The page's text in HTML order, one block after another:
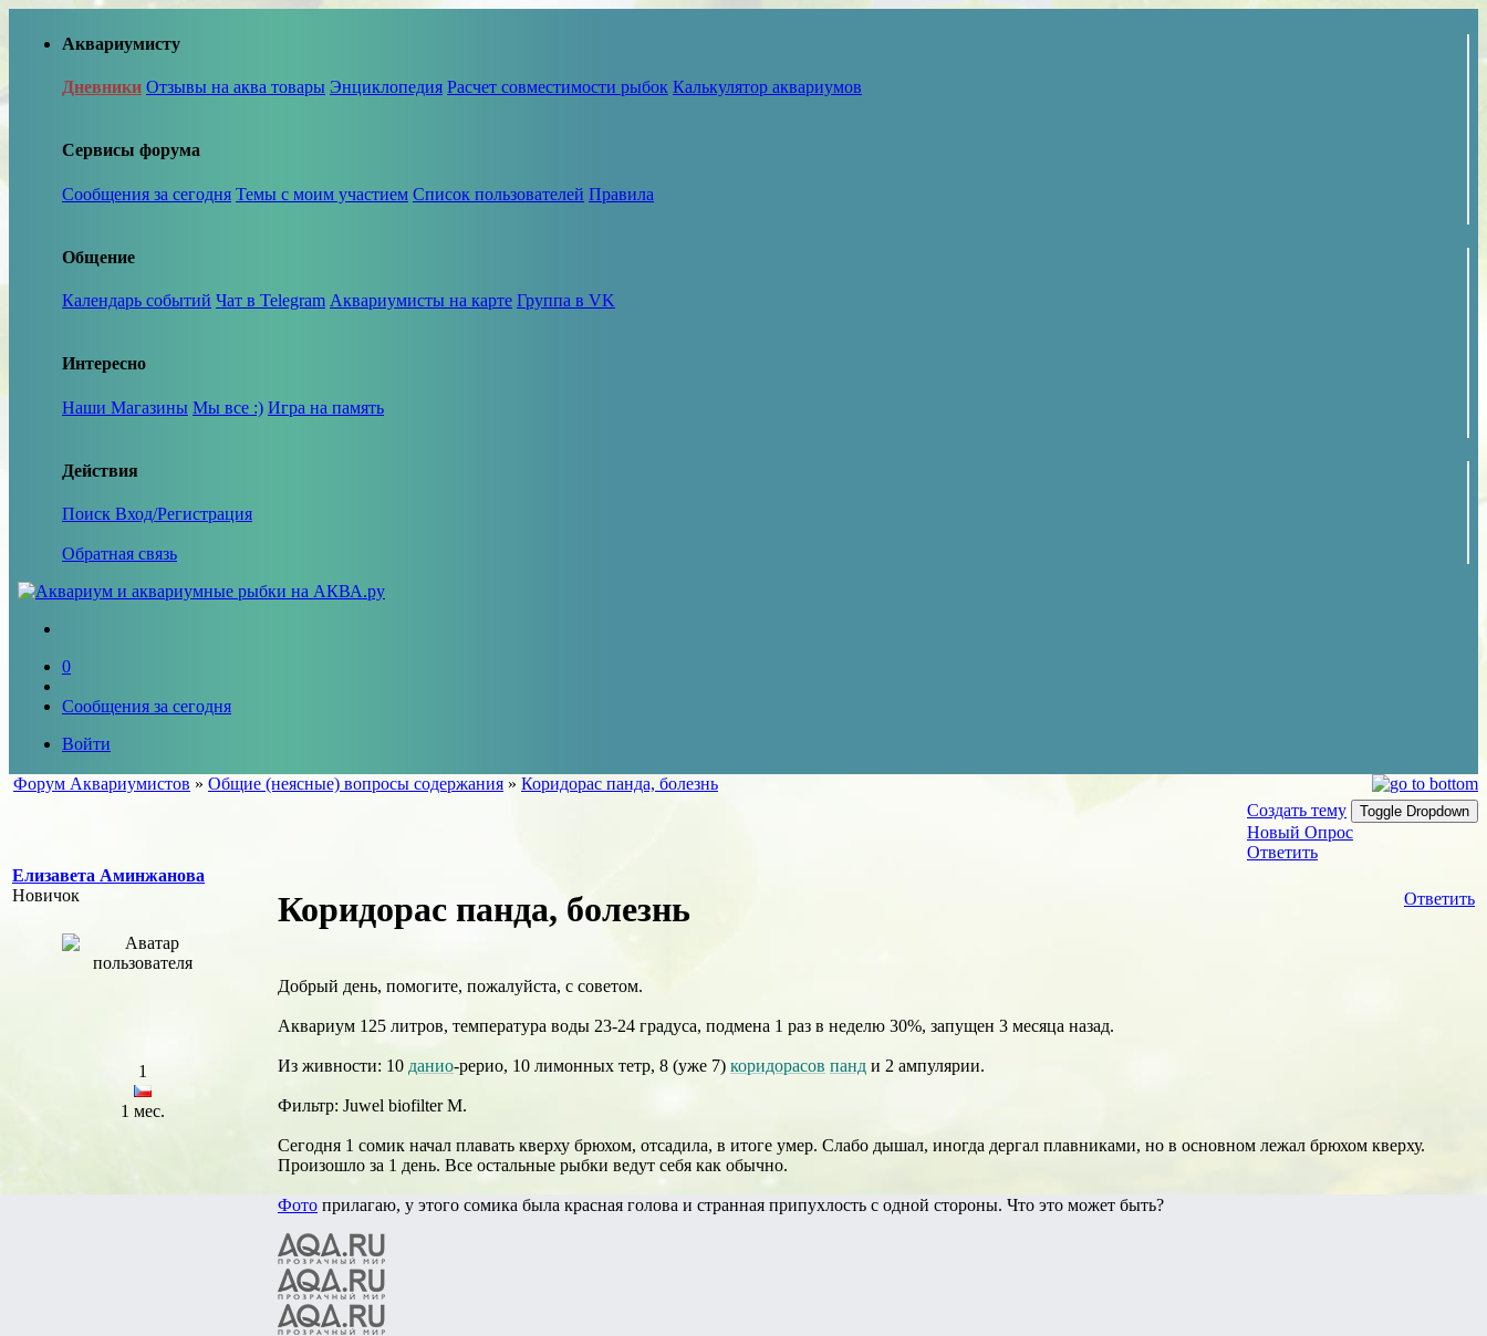
Аквариумисту
Дневники Отзывы на аква товары Энциклопедия Расчет совместимости рыбок Калькулятор аквариумов
Сервисы форума
Сообщения за сегодня Темы с моим участием Список пользователей Правила
Общение
Календарь событий Чат в Telegram Аквариумисты на карте Группа в VK
Интересно
Наши Магазины Мы все :) Игра на память
Действия
Поиск Вход/Регистрация
Обратная связь
0
Сообщения за сегодня
Войти
Форум Аквариумистов » Общие (неясные) вопросы содержания » Коридорас панда, болезнь
Создать тему
Toggle Dropdown
Новый Опрос
Ответить
Елизавета Аминжанова
Новичок
1
1 мес.
Ответить
Коридорас панда, болезнь
Добрый день, помогите, пожалуйста, с советом.
Аквариум 125 литров, температура воды 23-24 градуса, подмена 1 раз в неделю 30%, запущен 3 месяца назад.
Из живности: 10 данио-рерио, 10 лимонных тетр, 8 (уже 7) коридорасов панд и 2 ампулярии.
Фильтр: Juwel biofilter M.
Сегодня 1 сомик начал плавать кверху брюхом, отсадила, в итоге умер. Слабо дышал, иногда дергал плавниками, но в основном лежал брюхом кверху.
Произошло за 1 день. Все остальные рыбки ведут себя как обычно.
Фото прилагаю, у этого сомика была красная голова и странная припухлость с одной стороны. Что это может быть?